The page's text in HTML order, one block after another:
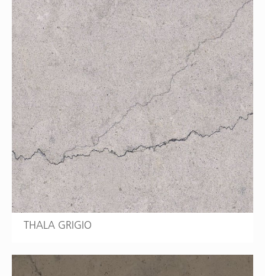
THALA GRIGIO